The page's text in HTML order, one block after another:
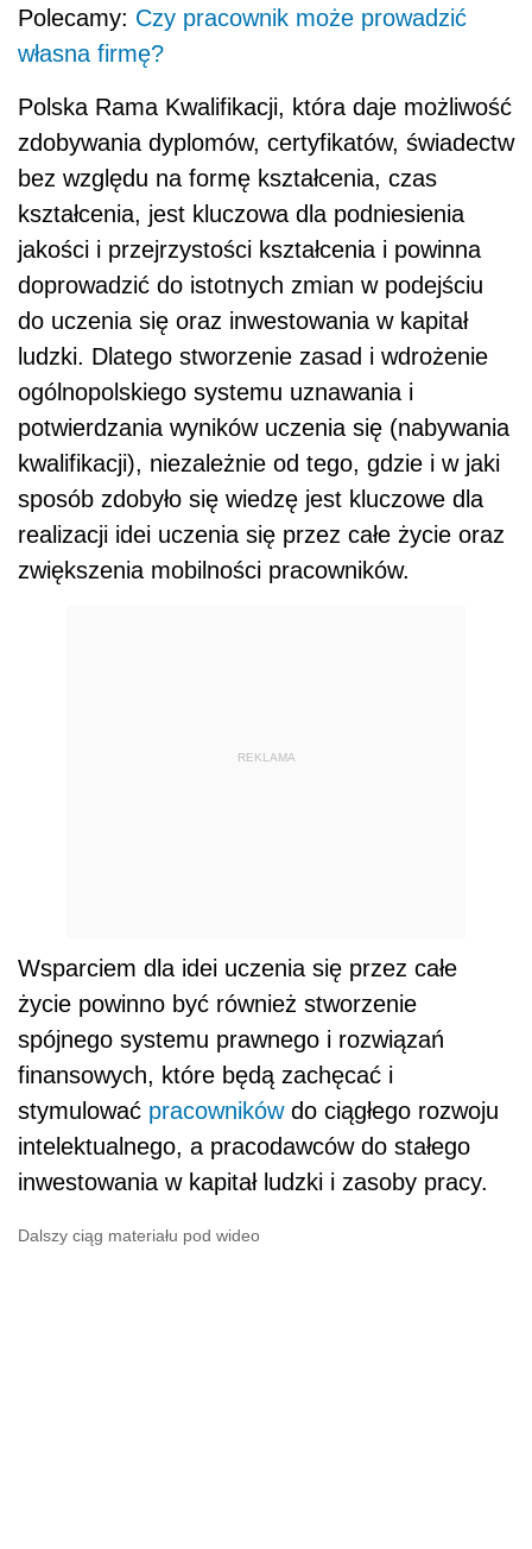
Polecamy: Czy pracownik może prowadzić
własna firmę?
Polska Rama Kwalifikacji, która daje możliwość
zdobywania dyplomów, certyfikatów, świadectw
bez względu na formę kształcenia, czas
kształcenia, jest kluczowa dla podniesienia
jakości i przejrzystości kształcenia i powinna
doprowadzić do istotnych zmian w podejściu
do uczenia się oraz inwestowania w kapitał
ludzki. Dlatego stworzenie zasad i wdrożenie
ogólnopolskiego systemu uznawania i
potwierdzania wyników uczenia się (nabywania
kwalifikacji), niezależnie od tego, gdzie i w jaki
sposób zdobyło się wiedzę jest kluczowe dla
realizacji idei uczenia się przez całe życie oraz
zwiększenia mobilności pracowników.
REKLAMA
Wsparciem dla idei uczenia się przez całe
życie powinno być również stworzenie
spójnego systemu prawnego i rozwiązań
finansowych, które będą zachęcać i
stymulować pracownikówdo ciągłego rozwoju
intelektualnego, a pracodawców do stałego
inwestowania w kapitał ludzki i zasoby pracy.
Dalszy ciąg materiału pod wideo